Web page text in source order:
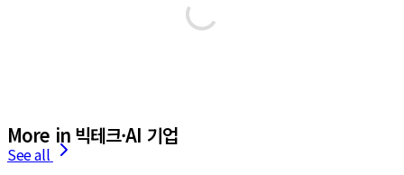
More in 빅테크·AI 기업
See all